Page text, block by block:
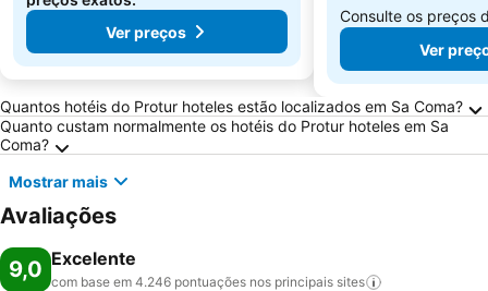
Ver preços
Consulte os preços
Ver
Perguntas Frequentes sobre Sa Coma
Quantos hotéis do Protur hoteles estão localizados em Sa Coma?
Quanto custam normalmente os hotéis do Protur hoteles em Sa
Coma?
Mostrar mais
Avaliações
9,0 Excelente
com base em 4.246 pontuações nos principais sites